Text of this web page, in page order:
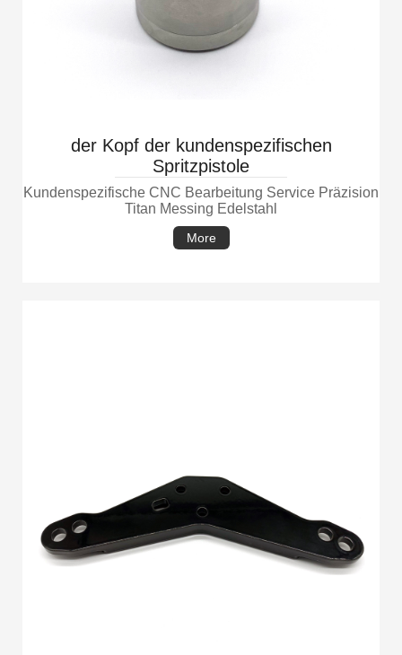
der Kopf der kundenspezifischen
Spritzpistole
Kundenspezifische CNC Bearbeitung Service Präzision
Titan Messing Edelstahl
More